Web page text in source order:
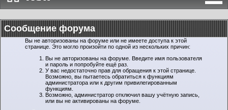
Сообщение форума
Вы не авторизованы на форуме или не имеете доступа к этой
странице. Это могло произойти по одной из нескольких причин:
Вы не авторизованы на форуме. Введите имя пользователя
и пароль и попробуйте ещё раз.
У вас недостаточно прав для обращения к этой странице.
Возможно, вы пытаетесь обратиться к функциям
администратора или к другим привилегированным
функциям.
Возможно, администратор отключил вашу учётную запись,
или вы не активированы на форуме.